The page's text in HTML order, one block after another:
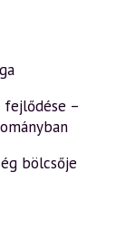
fejlődése –
bölcsője